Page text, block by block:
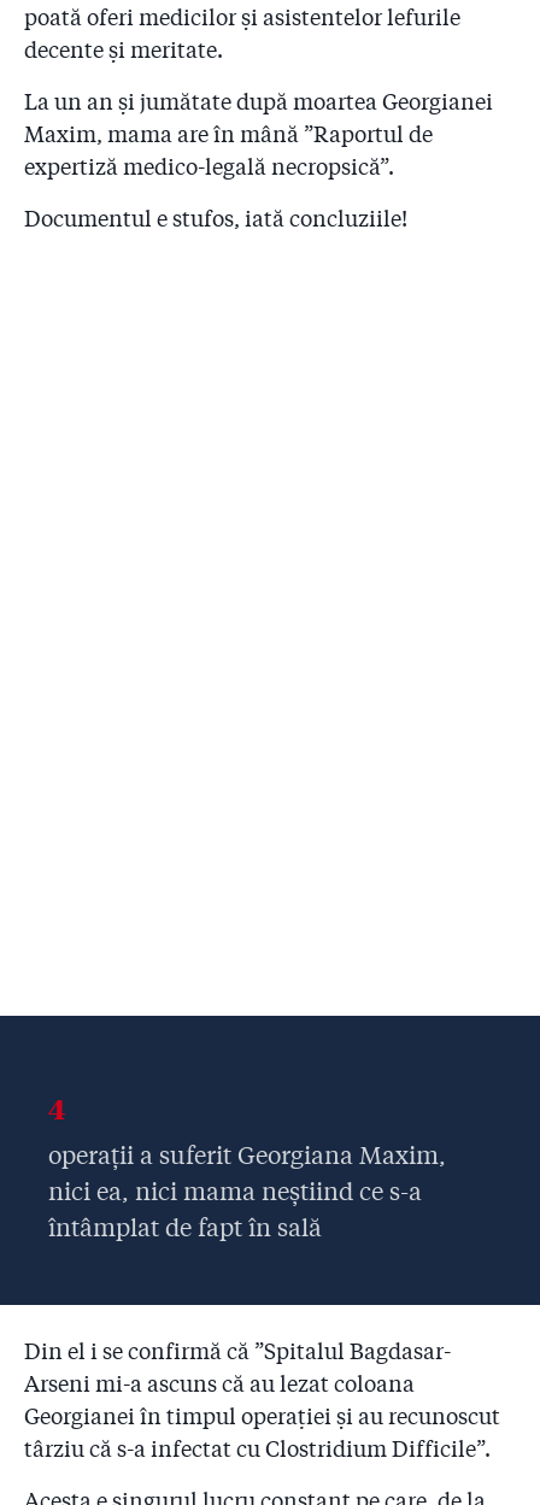
poată oferi medicilor și asistentelor lefurile
decente și meritate.
La un an și jumătate după moartea Georgianei
Maxim, mama are în mână ”Raportul de
expertiză medico-legală necropsică”.
Documentul e stufos, iată concluziile!
4
operații a suferit Georgiana Maxim,
nici ea, nici mama neștiind ce s-a
întâmplat de fapt în sală
Din el i se confirmă că ”Spitalul Bagdasar-
Arseni mi-a ascuns că au lezat coloana
Georgianei în timpul operației și au recunoscut
târziu că s-a infectat cu Clostridium Difficile”.